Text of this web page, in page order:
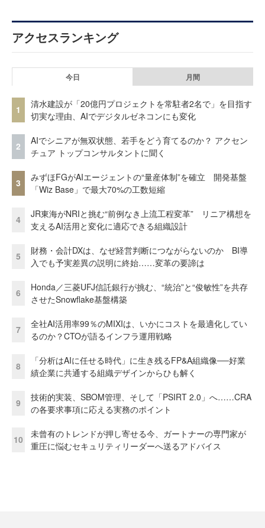
アクセスランキング
今日 月間
1
清水建設が「20億円プロジェクトを常駐者2名で」を目指す
切実な理由、AIでデジタルゼネコンにも変化
2
AIでシニアが無双状態、若手をどう育てるのか？ アクセン
チュア トップコンサルタントに聞く
3
みずほFGがAIエージェントの“量産体制”を確立 開発基盤
「Wiz Base」で最大70%の工数短縮
4
JR東海がNRIと挑む“前例なき上流工程変革” リニア構想を
支えるAI活用と変化に適応できる組織設計
5
財務・会計DXは、なぜ経営判断につながらないのか BI導
入でも予実差異の説明に終始……変革の要諦は
6
Honda／三菱UFJ信託銀行が挑む、“統治”と“俊敏性”を共存
させたSnowflake基盤構築
7
全社AI活用率99％のMIXIは、いかにコストを最適化してい
るのか？CTOが語るインフラ運用戦略
8
「分析はAIに任せる時代」に生き残るFP&A組織像──好業
績企業に共通する組織デザインからひも解く
9
技術的実装、SBOM管理、そして「PSIRT 2.0」へ……CRA
の各要求事項に応える実務のポイント
10
未曾有のトレンドが押し寄せる今、ガートナーの専門家が
重圧に悩むセキュリティリーダーへ送るアドバイス